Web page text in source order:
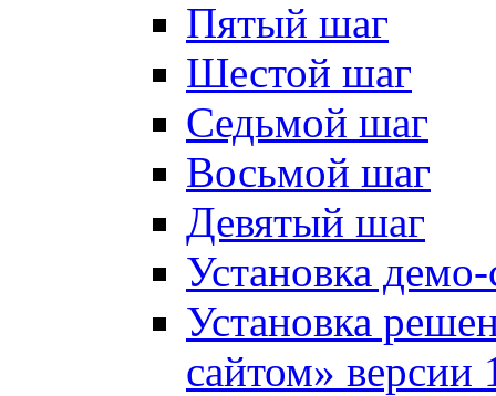
Пятый шаг
Шестой шаг
Седьмой шаг
Восьмой шаг
Девятый шаг
Установка
Установка
сайтом»